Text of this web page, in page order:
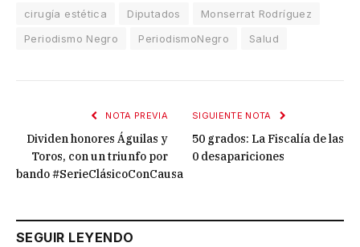
cirugía estética Diputados
Monserrat Rodríguez
Periodismo Negro
PeriodismoNegro Salud
NOTA PREVIA
Dividen honores Águilas y
Toros, con un triunfo por
bando #SerieClásicoConCausa
SIGUIENTE NOTA
50 grados: La Fiscalía de las
0 desapariciones
SEGUIR LEYENDO